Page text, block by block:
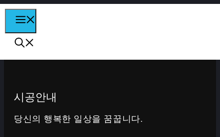
컨텐츠로
건너뛰기
시공안내
당신의 행복한 일상을 꿈꿉니다.